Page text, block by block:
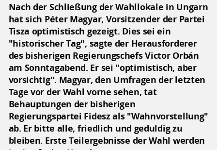
Nach der Schließung der Wahllokale in Ungarn
hat sich Péter Magyar, Vorsitzender der Partei
Tisza optimistisch gezeigt. Dies sei ein
"historischer Tag", sagte der Herausforderer
des bisherigen Regierungschefs Victor Orbán
am Sonntagabend. Er sei "optimistisch, aber
vorsichtig". Magyar, den Umfragen der letzten
Tage vor der Wahl vorne sehen, tat
Behauptungen der bisherigen
Regierungspartei Fidesz als "Wahnvorstellung"
ab. Er bitte alle, friedlich und geduldig zu
bleiben. Erste Teilergebnisse der Wahl werden